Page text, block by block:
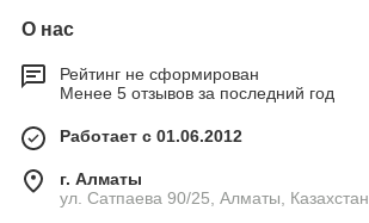
О нас
Рейтинг не сформирован
Менее 5 отзывов за последний год
Работает с 01.06.2012
г. Алматы
ул. Сатпаева 90/25, Алматы, Казахстан